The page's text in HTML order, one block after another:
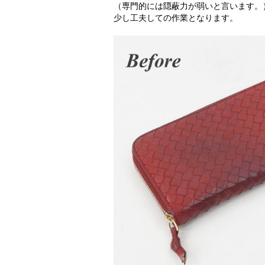
（専門的には隠蔽力が弱いと言います。
少し工夫しての作業となります。